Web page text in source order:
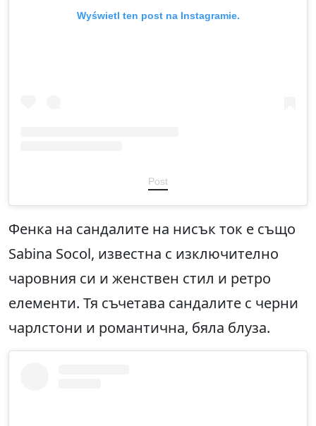
Wyświetl ten post na Instagramie.
Post
Фенка на сандалите на нисък ток е също
Sabina Socol, известна с изключително
чаровния си и женствен стил и ретро
елементи. Тя съчетава сандалите с черни
чарлстони и романтична, бяла блуза.